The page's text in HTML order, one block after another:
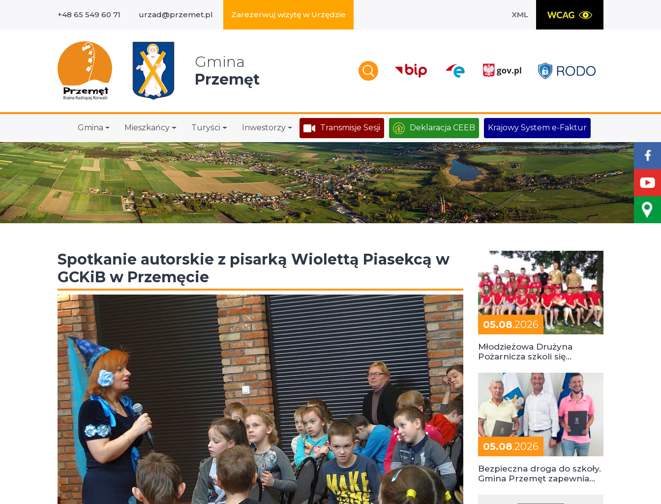
+48 65 549 60 71 urzad@przemet.pl Zarezerwuj wizytę w Urzędzie XML
Gmina
Przemęt
Gmina Mieszkańcy Turyści Inwestorzy Transmisje Sesji Deklaracja CEEB Krajowy System e-Faktur
Spotkanie autorskie z pisarką Wiolettą Piasekcą w
GCKiB w Przemęcie
05.08.2026
Młodzieżowa Drużyna
Pożarnicza szkoli się
05.08.2026
Bezpieczna droga do szkoły.
Gmina Przemęt zapewnia
Wyszukaj w serwisie